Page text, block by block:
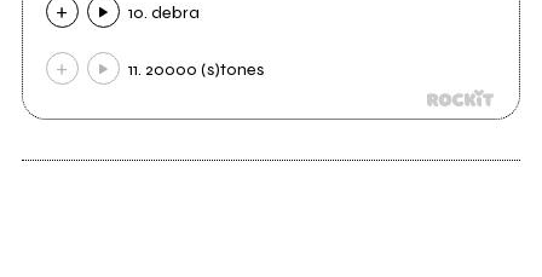
10. debra
11. 20000 (s)tones